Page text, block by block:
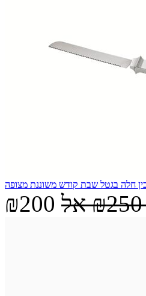
חלה בגטל שבת קודש משוננת מצופה
₪200 ₪250 אל